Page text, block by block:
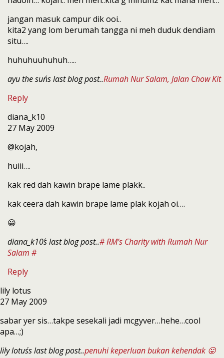
jangan masuk campur dik ooi..
kita2 yang lom berumah tangga ni meh duduk dendiam
situ….
huhuhuuhuhuh…..
ayu the sun´s last blog post..Rumah Nur Salam, Jalan Chow Kit
Reply
diana_k10
27 May 2009
@kojah,
huiii….
kak red dah kawin brape lame plakk..
kak ceera dah kawin brape lame plak kojah oi….
😀
diana_k10´s last blog post..# RM’s Charity with Rumah Nur
Salam #
Reply
lily lotus
27 May 2009
sabar yer sis…takpe sesekali jadi mcgyver…hehe…cool
apa…;)
lily lotus´s last blog post..penuhi keperluan bukan kehendak 😛